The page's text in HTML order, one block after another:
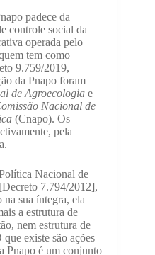
padece da
controle social da
operada pelo
tem como
9.759/2019,
da Pnapo foram
de Agroecologia e
Nacional de
(Cnapo). Os
pela
Nacional de
7.794/2012],
sua íntegra, ela
a estrutura de
nem estrutura de
existe são ações
Pnapo é um conjunto